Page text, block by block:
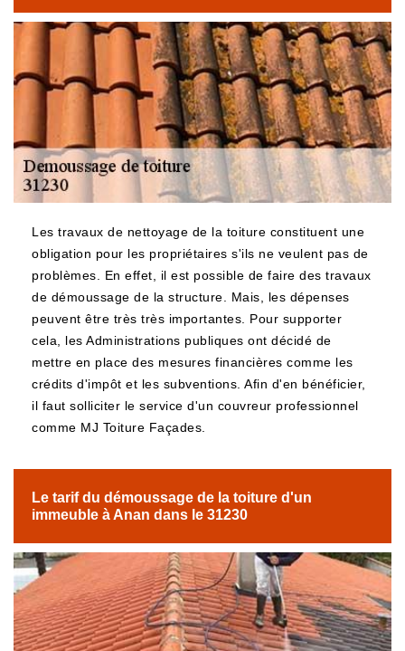
Les travaux de nettoyage de la toiture constituent une
obligation pour les propriétaires s'ils ne veulent pas de
problèmes. En effet, il est possible de faire des travaux
de démoussage de la structure. Mais, les dépenses
peuvent être très très importantes. Pour supporter
cela, les Administrations publiques ont décidé de
mettre en place des mesures financières comme les
crédits d'impôt et les subventions. Afin d'en bénéficier,
il faut solliciter le service d'un couvreur professionnel
comme MJ Toiture Façades.
Le tarif du démoussage de la toiture d'un
immeuble à Anan dans le 31230